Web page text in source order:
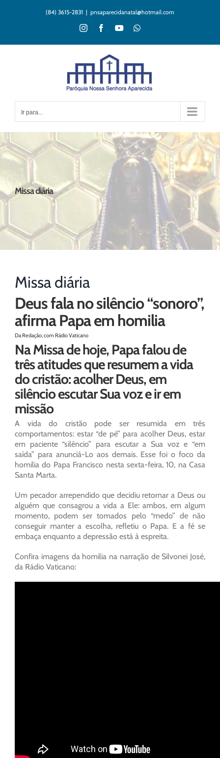
(84) 3615-2831 | pnsaparecidanatal@hotmail.com
InstagramFacebookYouTubeWhatsApp
Ir para...
Missa diária
Missa diária
Deus fala no silêncio “sonoro”,
afirma Papa em homilia
Da Redação, com Rádio Vaticano
Na Missa de hoje, Papa falou de
três atitudes que resumem a vida
do cristão: acolher Deus, em
silêncio escutar Sua voz e ir em
missão
A vida do cristão pode ser resumida em três
comportamentos: estar “de pé” para acolher Deus, estar
em paciente “silêncio” para escutar a Sua voz e “em
saída” para anunciá-Lo aos demais. Esse foi o foco da
homilia do Papa Francisco nesta sexta-feira, 10, na Casa
Santa Marta.
Um pecador arrependido que decidiu retornar a Deus ou
alguém que consagrou a vida a Ele: ambos, em algum
momento, podem ser tomados pelo “medo” de não
conseguir manter a escolha, refletiu o Papa. E a fé se
embaça enquanto a depressão está à espreita.
Confira imagens da homilia na narração de Silvonei José,
da Rádio Vaticano: